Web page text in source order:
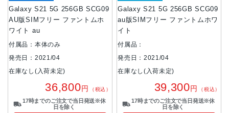
Galaxy S21 5G 256GB SCG09
AU版SIMフリー ファントムホ
ワイト au
付属品：本体のみ
発売日：2021/04
在庫なし(入荷未定)
36,800円 （税込）
17時までのご注文で当日発送※休
日を除く
Galaxy S21 5G 256GB SCG09
au版SIMフリー ファントムホワ
イト
付属品：
発売日：2021/04
在庫なし(入荷未定)
39,300円 （税込）
17時までのご注文で当日発送※休
日を除く